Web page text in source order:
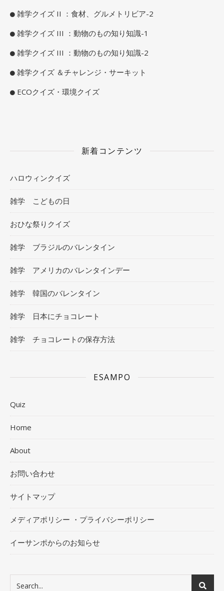
雑学クイズ II ：食材、グルメトリビア-2
雑学クイズ III ：動物のもの知り知識-1
雑学クイズ III ：動物のもの知り知識-2
雑学クイズ ＆チャレンジ・サーキット
ECOクイズ・環境クイズ
新着コンテンツ
ハロウィンクイズ
雑学 こどもの日
おひな祭りクイズ
雑学 ブラジルのバレンタイン
雑学 アメリカのバレンタインデー
雑学 韓国のバレンタイン
雑学 日本にチョコレート
雑学 チョコレートの保存方法
ESAMPO
Quiz
Home
About
お問い合わせ
サイトマップ
メディアポリシー ・プライバシーポリシー
イーサンポからのお知らせ